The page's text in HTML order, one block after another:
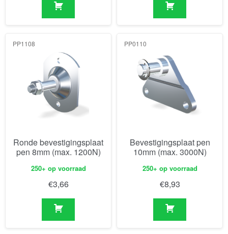
PP1108
Ronde bevestigingsplaat
pen 8mm (max. 1200N)
250+ op voorraad
€3,66
PP0110
Bevestigingsplaat pen
10mm (max. 3000N)
250+ op voorraad
€8,93